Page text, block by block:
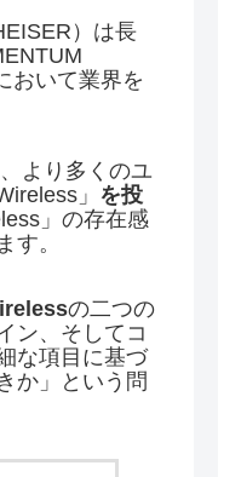
）は長
おいて業界を
より多くのユ
」
を投
」の存在感
す。
の二つの
ン、そしてコ
な項目に基づ
か」という問